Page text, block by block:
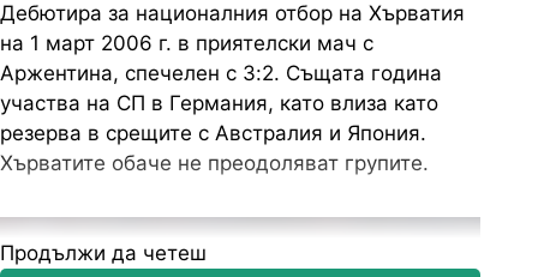
Дебютира за националния отбор на Хърватия
на 1 март 2006 г. в приятелски мач с
Аржентина, спечелен с 3:2. Същата година
участва на СП в Германия, като влиза като
резерва в срещите с Австралия и Япония.
Хърватите обаче не преодоляват групите.
Продължи да четеш